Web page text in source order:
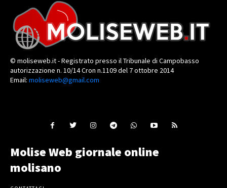
© moliseweb.it - Registrato presso il Tribunale di Campobasso
autorizzazione n. 10/14 Cron n.1109 del 7 ottobre 2014
Email: moliseweb@gmail.com
Molise Web giornale online
molisano